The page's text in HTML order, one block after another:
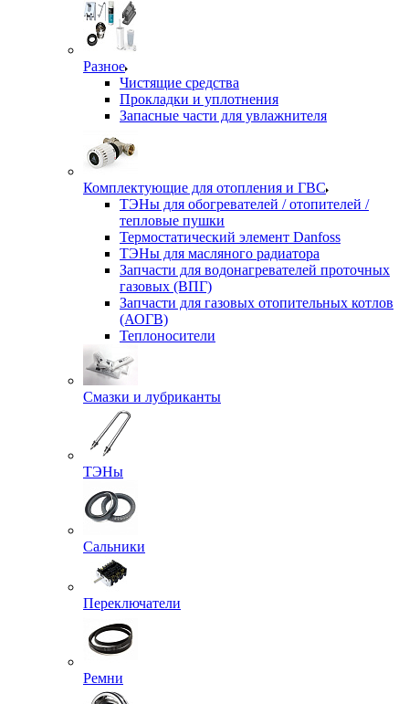
Разное
Чистящие средства
Прокладки и уплотнения
Запасные части для увлажнителя
Комплектующие для отопления и ГВС
ТЭНы для обогревателей / отопителей /
тепловые пушки
Термостатический элемент Danfoss
ТЭНы для масляного радиатора
Запчасти для водонагревателей проточных
газовых (ВПГ)
Запчасти для газовых отопительных котлов
(АОГВ)
Теплоносители
Смазки и лубриканты
ТЭНы
Сальники
Переключатели
Ремни